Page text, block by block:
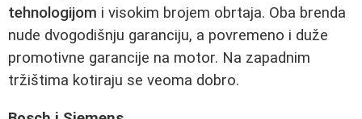
tehnologijom i visokim brojem obrtaja. Oba brenda
nude dvogodišnju garanciju, a povremeno i duže
promotivne garancije na motor. Na zapadnim
tržištima kotiraju se veoma dobro.